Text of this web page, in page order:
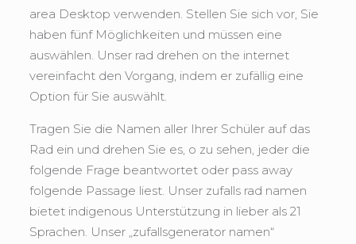
area Desktop verwenden. Stellen Sie sich vor, Sie
haben fünf Möglichkeiten und müssen eine
auswählen. Unser rad drehen on the internet
vereinfacht den Vorgang, indem er zufällig eine
Option für Sie auswählt.
Tragen Sie die Namen aller Ihrer Schüler auf das
Rad ein und drehen Sie es, o zu sehen, jeder die
folgende Frage beantwortet oder pass away
folgende Passage liest. Unser zufalls rad namen
bietet indigenous Unterstützung in lieber als 21
Sprachen. Unser „zufallsgenerator namen“